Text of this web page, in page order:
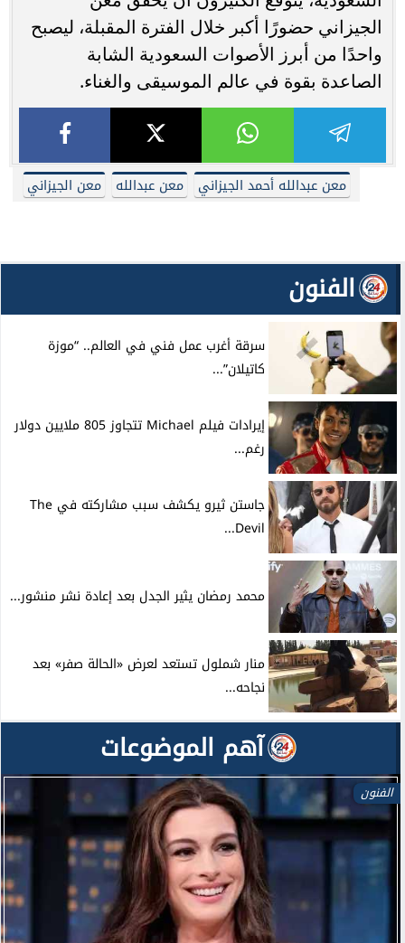
الجيزاني حضورًا أكبر خلال الفترة المقبلة، ليصبح
واحدًا من أبرز الأصوات السعودية الشابة
الصاعدة بقوة في عالم الموسيقى والغناء.
معن عبدالله أحمد الجيزاني معن عبدالله معن الجيزاني
الفنون
سرقة أغرب عمل فني في العالم.. “موزة
كاتيلان”...
إيرادات فيلم Michael تتجاوز 805 ملايين دولار
رغم...
جاستن ثيرو يكشف سبب مشاركته في The
Devil...
محمد رمضان يثير الجدل بعد إعادة نشر منشور...
منار شملول تستعد لعرض «الحالة صفر» بعد
نجاحه...
آهم الموضوعات
الفنون